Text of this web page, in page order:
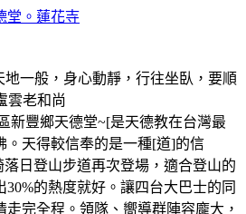
堂。蓮花寺
一般，身心動靜，行往坐臥，要順
~盧雲老和尚
新豐鄉天德堂~[是天德教在台灣最
。天得較信奉的是一種[道]的信
落日登山步道再次登場，適合登山的
的熱度就好。讓四台大巴士的同
完全程。領隊、嚮導群陣容龐大，